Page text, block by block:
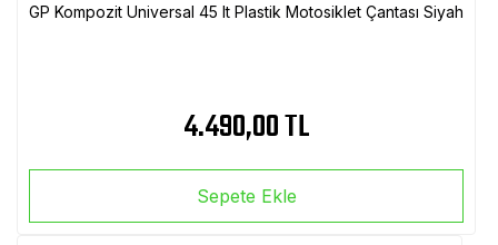
GP Kompozit Universal 45 lt Plastik Motosiklet Çantası Siyah
4.490,00 TL
Sepete Ekle